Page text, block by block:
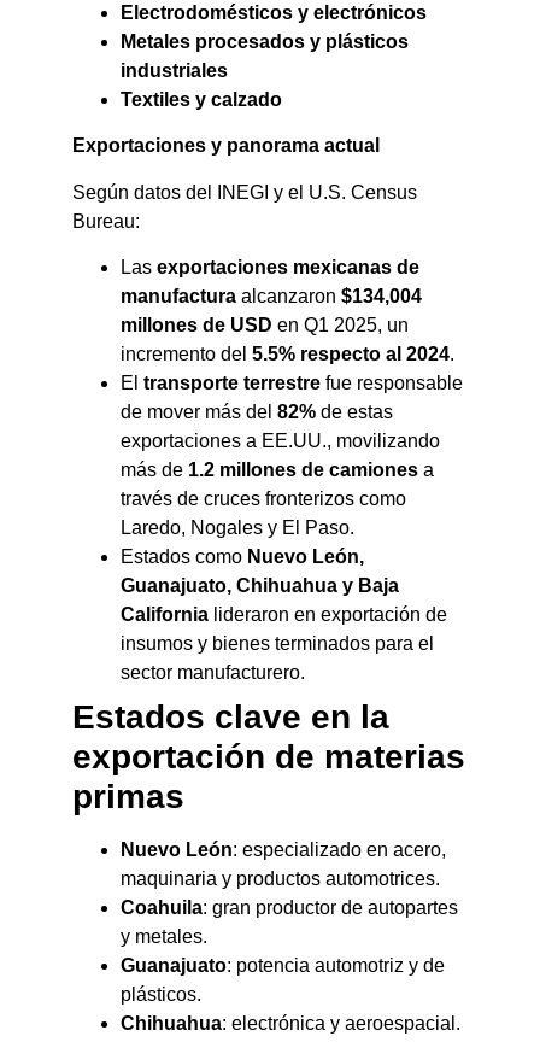
Electrodomésticos y electrónicos
Metales procesados y plásticos
industriales
Textiles y calzado
Exportaciones y panorama actual
Según datos del INEGI y el U.S. Census
Bureau:
Las exportaciones mexicanas de
manufactura alcanzaron $134,004
millones de USD en Q1 2025, un
incremento del 5.5% respecto al 2024.
El transporte terrestre fue responsable
de mover más del 82% de estas
exportaciones a EE.UU., movilizando
más de 1.2 millones de camiones a
través de cruces fronterizos como
Laredo, Nogales y El Paso.
Estados como Nuevo León,
Guanajuato, Chihuahua y Baja
California lideraron en exportación de
insumos y bienes terminados para el
sector manufacturero.
Estados clave en la
exportación de materias
primas
Nuevo León: especializado en acero,
maquinaria y productos automotrices.
Coahuila: gran productor de autopartes
y metales.
Guanajuato: potencia automotriz y de
plásticos.
Chihuahua: electrónica y aeroespacial.